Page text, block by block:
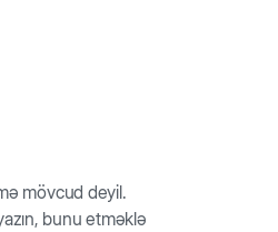
mövcud deyil.
bunu etməklə